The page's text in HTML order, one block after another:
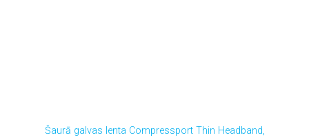
Šaurā galvas lenta Compressport Thin Headband,